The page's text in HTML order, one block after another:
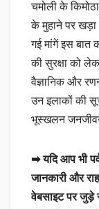
चमोली के
के मुहाने पर खड़ा
गई मांगें इस बात
की सुरक्षा को
वैज्ञानिक और
उन इलाकों की
भूस्खलन
➡ यदि आप भी
जानकारी और
वेबसाइट पर जुड़े